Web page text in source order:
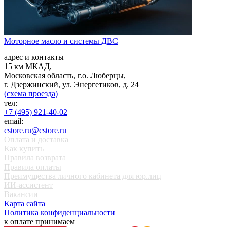
Моторное масло и системы ДВС
адрес и контакты
15 км МКАД,
Московская область, г.о. Люберцы,
г. Дзержинский, ул. Энергетиков, д. 24
(схема проезда)
тел:
+7 (495) 921-40-02
email:
cstore.ru@cstore.ru
Оплата и доставка
Как купить
Правила возврата
Правила оплаты
Преимущества личного кабинета для юр.лиц
ИИ-ассистент
Вакансии
Карта сайта
Политика конфиденциальности
к оплате принимаем